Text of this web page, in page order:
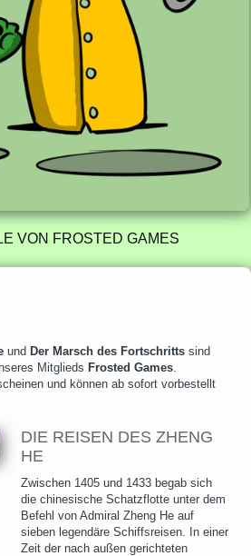
VON FROSTED GAMES
und Der Marsch des Fortschritts sind
Mitglieds Frosted Games.
und können ab sofort vorbestellt
DIE REISEN DES ZHENG
HE
Zwischen 1405 und 1433 begab sich
die chinesische Schatzflotte unter dem
Befehl von Admiral Zheng He auf
sieben legendäre Schiffsreisen. In einer
Zeit der nach außen gerichteten